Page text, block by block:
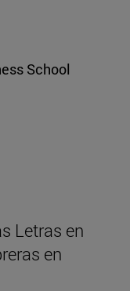
School
Letras en
en